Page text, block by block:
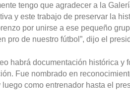
tengo que agradecer a la
y este trabajo de preservar la
por unirse a ese pequeño
pro de nuestro fútbol”, dijo el
habrá documentación histórica y
Fue nombrado en
luego como entrenador hasta el